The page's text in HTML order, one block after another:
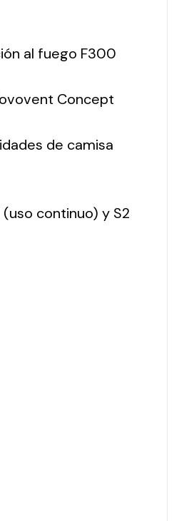
al fuego F300
Concept
de camisa
continuo) y S2